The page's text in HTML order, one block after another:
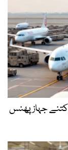
کتنے جہاز پھنس